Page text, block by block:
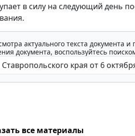
в силу на следующий день
актуального текста документа
документа, воспользуйтесь
все материалы